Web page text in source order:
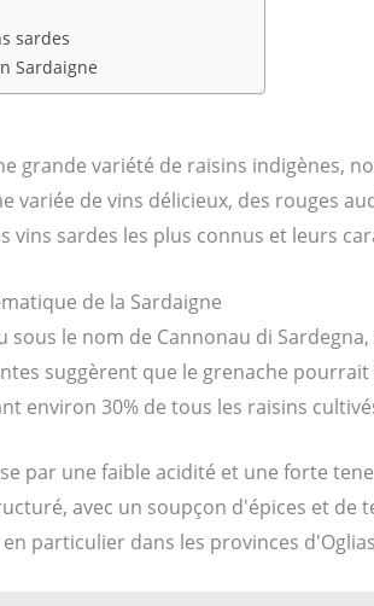
sardes
Sardaigne
grande variété de raisins indigènes,
variée de vins délicieux, des rouges
vins sardes les plus connus et leurs
de la Sardaigne
sous le nom de Cannonau di
suggèrent que le grenache
environ 30% de tous les raisins
par une faible acidité et une forte
avec un soupçon d'épices et de
particulier dans les provinces